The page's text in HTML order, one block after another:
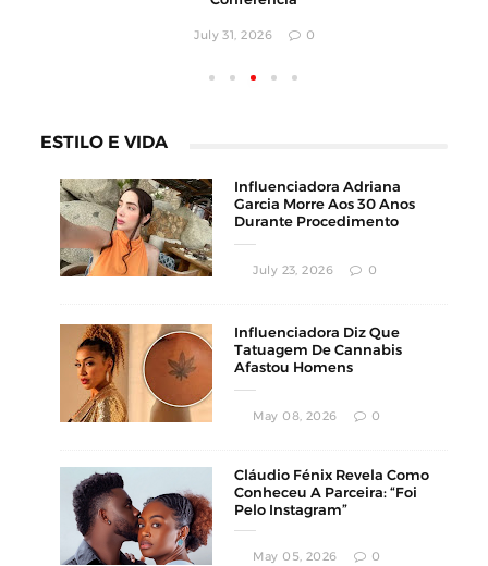
ESTILO E VIDA
Influenciadora Adriana
Garcia Morre Aos 30 Anos
Durante Procedimento
July 23, 2026 0
Influenciadora Diz Que
Tatuagem De Cannabis
Afastou Homens
May 08, 2026 0
Cláudio Fénix Revela Como
Conheceu A Parceira: “Foi
Pelo Instagram”
May 05, 2026 0